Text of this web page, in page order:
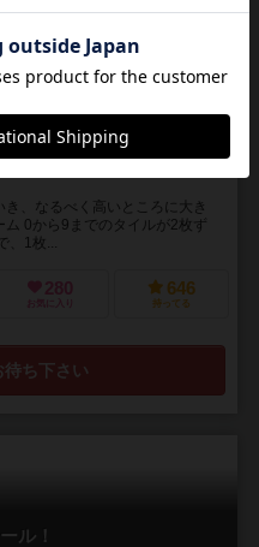
固めてどんどん上に積み上げ
、なるべく高いところに大き
0から9までのタイルが2枚ず
1枚...
280
お気に入り
646
持ってる
ち下さい
ル！